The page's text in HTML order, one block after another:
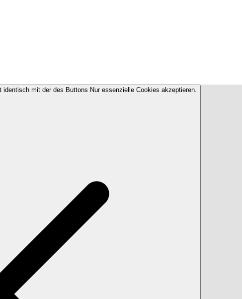
mit der des Buttons Nur essenzielle Cookies akzeptieren.